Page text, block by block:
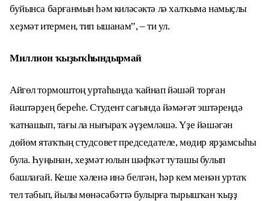
буйынса барғанмын һәм киләсәктә лә халҡыма намыҫлы
хеҙмәт итермен, тип ышанам”, – ти ул.
Миллион ҡыҙыҡһындырмай
Айгөл тормоштоң уртаһында ҡайнап йәшәй торған
йәштәрҙең береһе. Студент сағында йәмәғәт эштәрендә
ҡатнашып, тағы ла нығыраҡ әүҙемләшә. Үҙе йәшәгән
дөйөм ятаҡтың студсовет председателе, мөдир ярҙамсыһы
була. Һуңынан, хеҙмәт юлын шәфҡәт туташы булып
башлағай. Кеше хәленә инә белгән, һәр кем менән уртаҡ
тел табып, йылы мөнәсәбәттә булырға тырышҡан ҡыҙҙ